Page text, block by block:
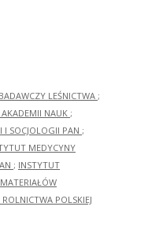
LEŚNICTWA ;
NAUK ;
I SOCJOLOGII PAN ;
MEDYCYNY
; INSTYTUT
POLSKIEJ